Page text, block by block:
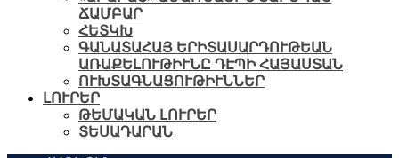
ՃԱՄԲԱՐ
ՀԵՏԿԽ
ԳԱՆԱՏԱՀԱՅ ԵՐԻՏԱՍԱՐԴՈՒԹԵԱՆ
ԱՌԱՔԵԼՈՒԹԻՒՆԸ ԴԷՊԻ ՀԱՅԱՍՏԱՆ
ՈՒԽՏԱԳՆԱՑՈՒԹԻՒՆՆԵՐ
ԼՈՒՐԵՐ
ԹԵՄԱԿԱՆ ԼՈՒՐԵՐ
ՏԵՍԱԴԱՐԱՆ